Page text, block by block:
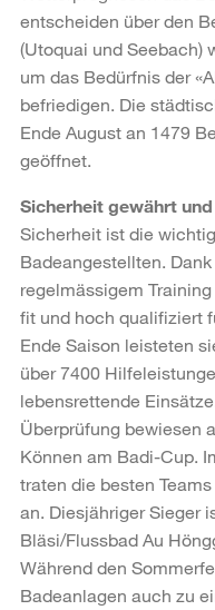
entscheiden über den
(Utoquai und Seebach)
um das Bedürfnis der
befriedigen. Die
Ende August an 1479
geöffnet.
Sicherheit gewährt
Sicherheit ist die
Badeangestellten.
regelmässigem
fit und hoch qualifiziert
Ende Saison leisteten
über 7400
lebensrettende
Überprüfung bewiesen
Können am Badi-Cup.
traten die besten
an. Diesjähriger Sieger
Bläsi/Flussbad Au
Während den
Badeanlagen auch zu